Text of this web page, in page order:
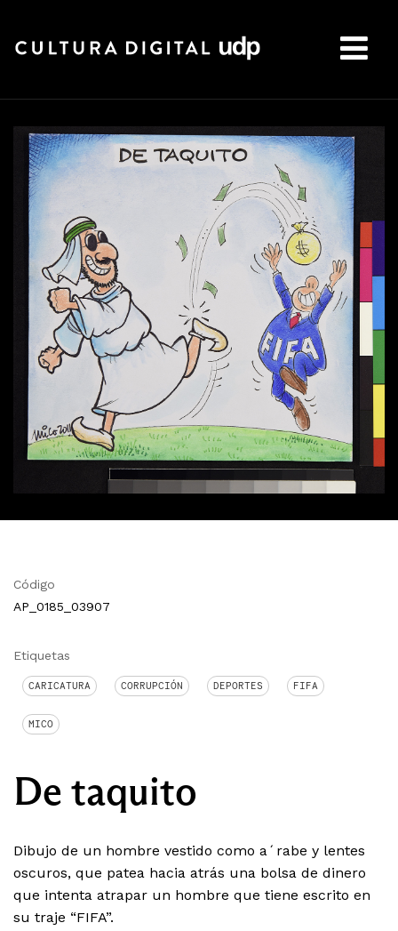
Código
AP_0185_03907
Etiquetas
CARICATURA CORRUPCIÓN DEPORTES FIFA
MICO
De taquito
Dibujo de un hombre vestido como a´rabe y lentes
oscuros, que patea hacia atrás una bolsa de dinero
que intenta atrapar un hombre que tiene escrito en
su traje “FIFA”.